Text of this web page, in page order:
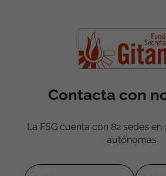
Contacta con
La FSG cuenta con 82 sedes
autónomas